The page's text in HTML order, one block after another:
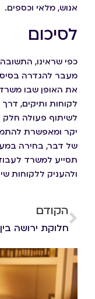
אנוש, מלאי וכספים.
לסיכום
מעבר להגדרה
את האופן שבו משרד
לקוחות ותיקים,
לשיתוף פעולה
יקר ומאפשרת
תסייע למשרד
ולהעניק ללקוחות
הקודם